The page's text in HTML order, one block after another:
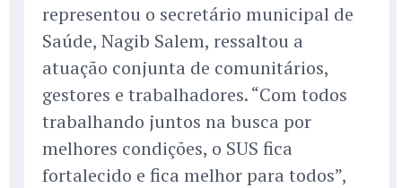
representou o secretário municipal de
Saúde, Nagib Salem, ressaltou a
atuação conjunta de comunitários,
gestores e trabalhadores. “Com todos
trabalhando juntos na busca por
melhores condições, o SUS fica
fortalecido e fica melhor para todos”,